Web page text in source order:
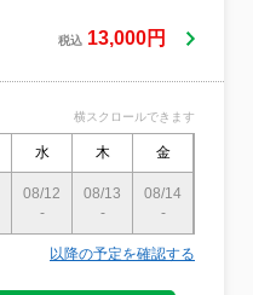
税込 13,000円
横スクロールできます
水 木 金
08/12
-
08/13
-
08/14
-
以降の予定を確認する